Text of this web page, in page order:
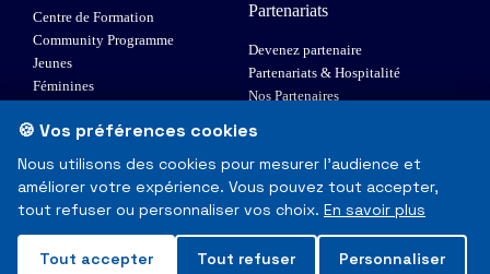
Centre de Formation
Community Programme
Jeunes
Féminines
Elite 1
Partenariats
Devenez partenaire
Partenariats & Hospitalité
Nos Partenaires
© Toulouse Olympique XIII - Tous droits réservés
Mentions Légales & RGPD
🍪 Vos préférences cookies
Nous utilisons des cookies pour mesurer l'audience et
améliorer votre expérience. Vous pouvez tout accepter,
tout refuser ou personnaliser vos choix. En savoir plus
Tout accepter Tout refuser Personnaliser